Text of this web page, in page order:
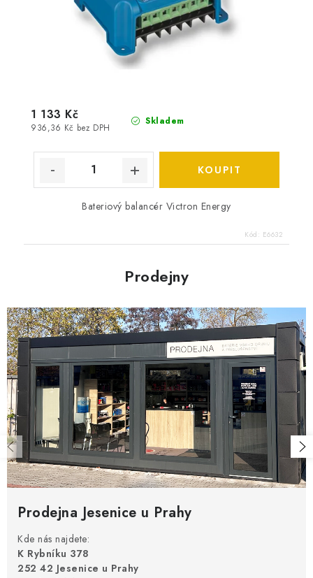
Skladem
936,36 Kč bez DPH
1 133 Kč
Bateriový balancér Victron Energy
Kód: E6632
Prodejny
Prodejna Jesenice u Prahy
Kde nás najdete:
K Rybníku 378
252 42 Jesenice u Prahy